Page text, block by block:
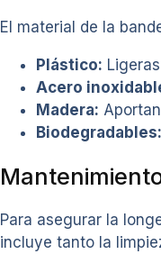
El material de la
Plástico:
Acero
Madera:
Biodegradables:
Para asegurar la
incluye tanto la